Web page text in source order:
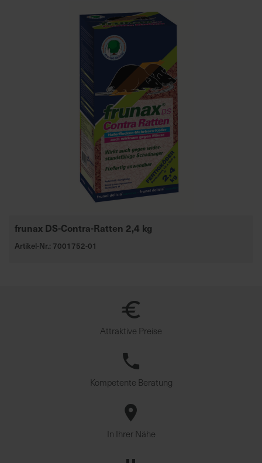
frunax DS-Contra-Ratten 2,4 kg
Artikel-Nr.: 7001752-01
Attraktive Preise
Kompetente Beratung
In Ihrer Nähe